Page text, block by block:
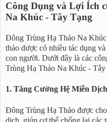
Công Dụng và Lợi Ích
Na Khúc - Tây Tạng
Đông Trùng Hạ Thảo Na
thảo dược có nhiều tác dụng
con người. Dưới đây là các
Trùng Hạ Thảo Na Khúc - Tây
1. Tăng Cường Hệ Miễn
Đông Trùng Hạ Thảo được